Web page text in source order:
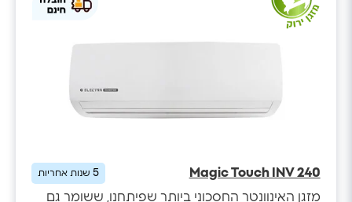
Magic Touch INV 240
5שנות אחריות
מזגן האינוונטר החסכוני ביותר שפיתחנו, ששומר גם